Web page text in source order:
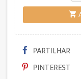

PARTILHAR
PINTEREST